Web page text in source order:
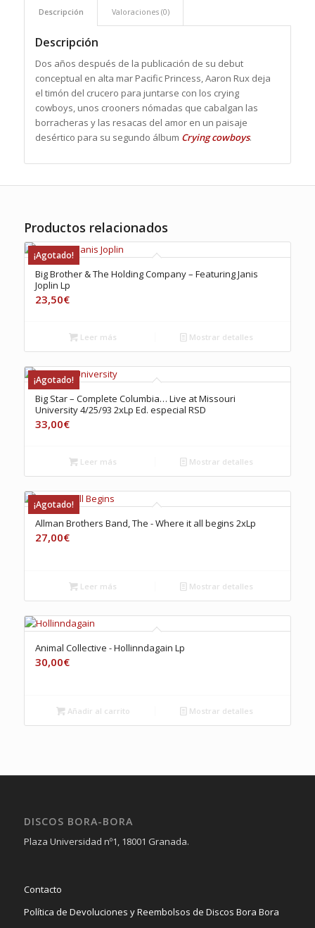
Descripción Valoraciones (0)
Descripción
Dos años después de la publicación de su debut
conceptual en alta mar Pacific Princess, Aaron Rux deja
el timón del crucero para juntarse con los crying
cowboys, unos crooners nómadas que cabalgan las
borracheras y las resacas del amor en un paisaje
desértico para su segundo álbum Crying cowboys.
Productos relacionados
¡Agotado!
Big Brother & The Holding Company – Featuring Janis
Joplin Lp
23,50€
Leer más Mostrar detalles
¡Agotado!
Big Star – Complete Columbia… Live at Missouri
University 4/25/93 2xLp Ed. especial RSD
33,00€
Leer más Mostrar detalles
¡Agotado!
Allman Brothers Band, The ‎- Where it all begins 2xLp
27,00€
Leer más Mostrar detalles
Animal Collective ‎- Hollinndagain Lp
30,00€
Añadir al carrito Mostrar detalles
DISCOS BORA-BORA
Plaza Universidad nº1, 18001 Granada.
Contacto
Política de Devoluciones y Reembolsos de Discos Bora Bora